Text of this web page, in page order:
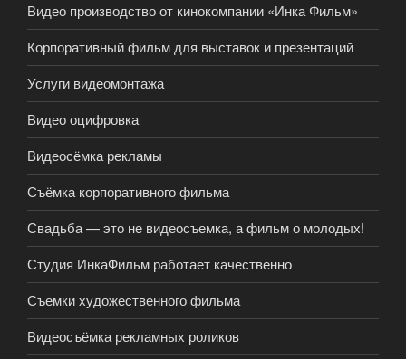
Видео производство от кинокомпании «Инка Фильм»
Корпоративный фильм для выставок и презентаций
Услуги видеомонтажа
Видео оцифровка
Видеосёмка рекламы
Съёмка корпоративного фильма
Свадьба — это не видеосъемка, а фильм о молодых!
Студия ИнкаФильм работает качественно
Съемки художественного фильма
Видеосъёмка рекламных роликов